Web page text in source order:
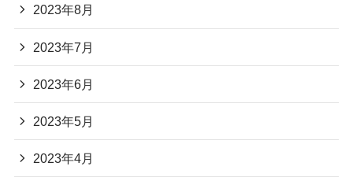
2023年8月
2023年7月
2023年6月
2023年5月
2023年4月